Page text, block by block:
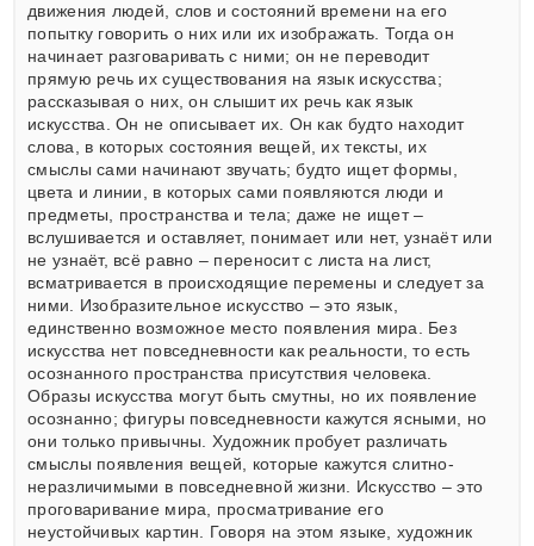
движения людей, слов и состояний времени на его
попытку говорить о них или их изображать. Тогда он
начинает разговаривать с ними; он не переводит
прямую речь их существования на язык искусства;
рассказывая о них, он слышит их речь как язык
искусства. Он не описывает их. Он как будто находит
слова, в которых состояния вещей, их тексты, их
смыслы сами начинают звучать; будто ищет формы,
цвета и линии, в которых сами появляются люди и
предметы, пространства и тела; даже не ищет –
вслушивается и оставляет, понимает или нет, узнаёт или
не узнаёт, всё равно – переносит с листа на лист,
всматривается в происходящие перемены и следует за
ними. Изобразительное искусство – это язык,
единственно возможное место появления мира. Без
искусства нет повседневности как реальности, то есть
осознанного пространства присутствия человека.
Образы искусства могут быть смутны, но их появление
осознанно; фигуры повседневности кажутся ясными, но
они только привычны. Художник пробует различать
смыслы появления вещей, которые кажутся слитно-
неразличимыми в повседневной жизни. Искусство – это
проговаривание мира, просматривание его
неустойчивых картин. Говоря на этом языке, художник